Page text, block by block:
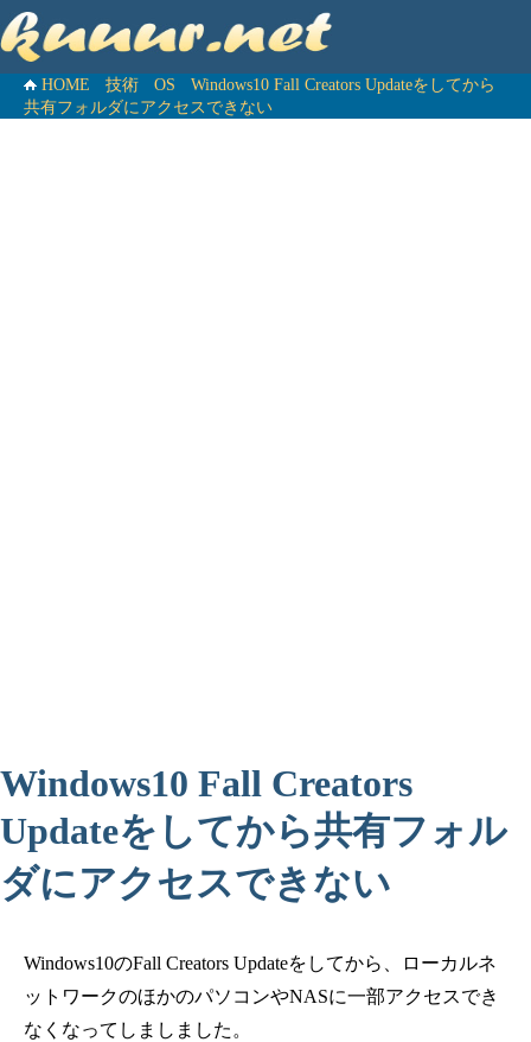
HOME 技術 OS
Windows10 Fall Creators Updateをしてから
共有フォルダにアクセスできない
Windows10 Fall Creators
Updateをしてから共有フォル
ダにアクセスできない
Windows10のFall Creators Updateをしてから、ローカルネ
ットワークのほかのパソコンやNASに一部アクセスでき
なくなってしましました。